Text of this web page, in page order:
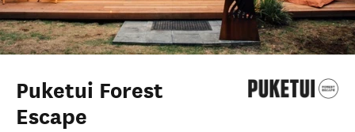
Puketui Forest
Escape